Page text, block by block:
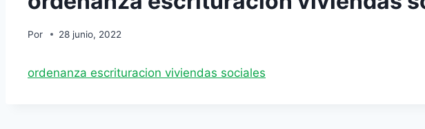
Por 28 junio, 2022
ordenanza escrituracion viviendas sociales